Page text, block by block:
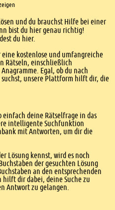
und du brauchst Hilfe bei einer
bist du hier genau richtig!
du hier.
kostenlose und umfangreiche
Rätseln, einschließlich
Egal, ob du nach
unsere Plattform hilft dir, die
einfach deine Rätselfrage in das
intelligente Suchfunktion
mit Antworten, um dir die
Lösung kennst, wird es noch
der gesuchten Lösung
an den entsprechenden
dir dabei, deine Suche zu
Antwort zu gelangen.